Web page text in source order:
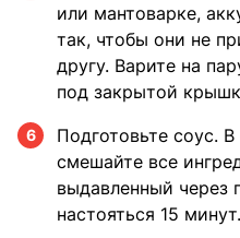
или мантоварке,
так, чтобы они не
другу. Варите на
под закрытой
6
Подготовьте соус.
смешайте все
выдавленный через
настояться 15 минут.